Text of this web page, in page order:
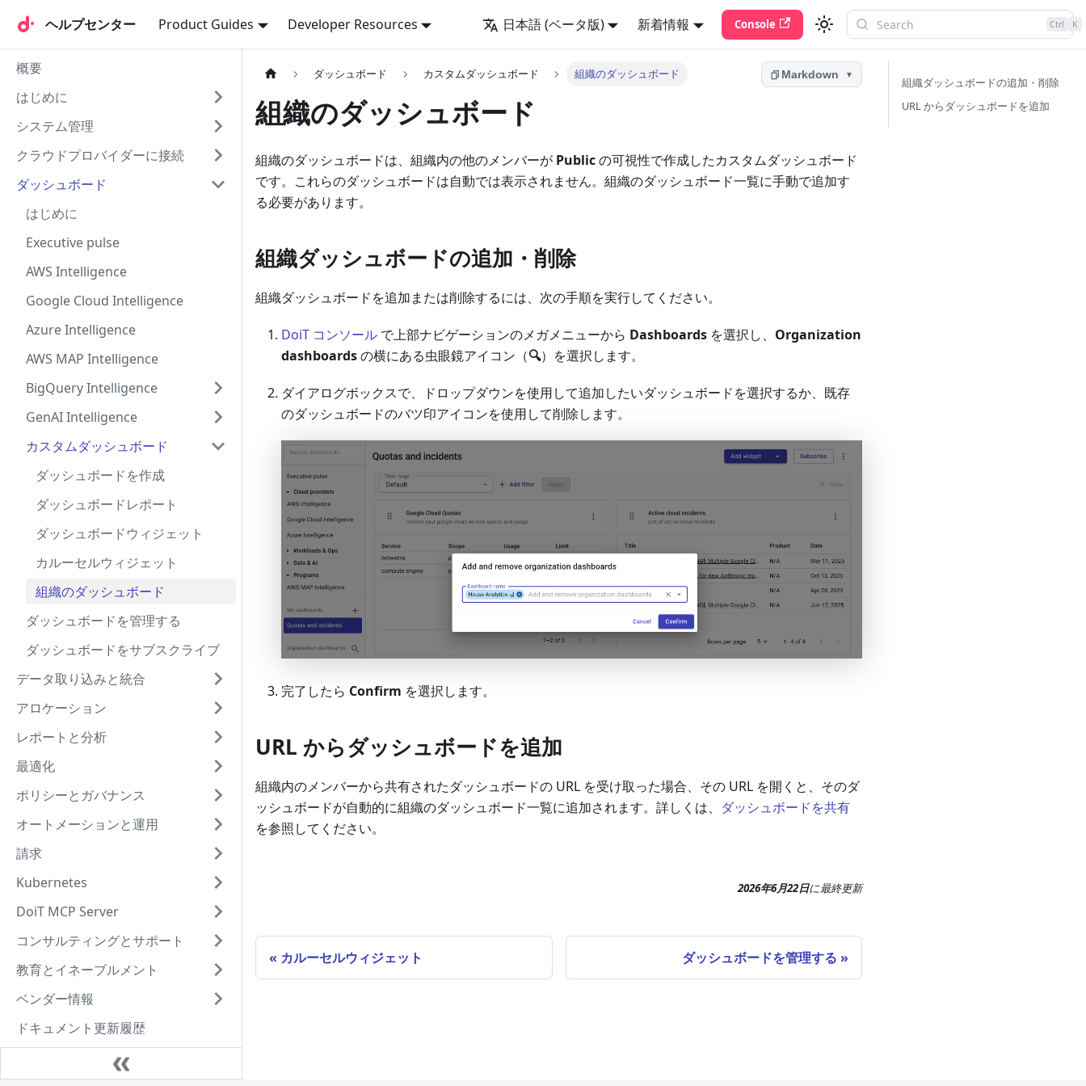
ヘルプセンター Product Guides Developer Resources 日本語 (ベータ版) 新着情報 Console Ctrl K
ヘルプセンター
概要
はじめに
システム管理
クラウドプロバイダーに接続
ダッシュボード
はじめに
Executive pulse
AWS Intelligence
Google Cloud Intelligence
Azure Intelligence
AWS MAP Intelligence
BigQuery Intelligence
GenAI Intelligence
カスタムダッシュボード
ダッシュボードを作成
ダッシュボードレポート
ダッシュボードウィジェット
カルーセルウィジェット
組織のダッシュボード
ダッシュボードを管理する
ダッシュボードをサブスクライブ
データ取り込みと統合
アロケーション
レポートと分析
最適化
ポリシーとガバナンス
オートメーションと運用
請求
Kubernetes
DoiT MCP Server
コンサルティングとサポート
教育とイネーブルメント
ベンダー情報
ドキュメント更新履歴
ダッシュボード カスタムダッシュボード 組織のダッシュボード Markdown ▼
組織のダッシュボード
組織のダッシュボードは、組織内の他のメンバーが Publicの可視性で作成したカスタムダッシュボード
です。これらのダッシュボードは自動では表示されません。組織のダッシュボード一覧に手動で追加す
る必要があります。
組織ダッシュボードの追加・削除
組織ダッシュボードを追加または削除するには、次の手順を実行してください。
DoiT コンソール で上部ナビゲーションのメガメニューから Dashboards を選択し、 Organization
dashboardsの横にある虫眼鏡アイコン（🔍）を選択します。
ダイアログボックスで、ドロップダウンを使用して追加したいダッシュボードを選択するか、既存
のダッシュボードのバツ印アイコンを使用して削除します。
完了したら Confirm を選択します。
URL からダッシュボードを追加
組織内のメンバーから共有されたダッシュボードの URL を受け取った場合、その URL を開くと、そのダ
ッシュボードが自動的に組織のダッシュボード一覧に追加されます。詳しくは、 ダッシュボードを共有
を参照してください。
2026年6月22日に最終更新
カルーセルウィジェット ダッシュボードを管理する
組織ダッシュボードの追加・削除
URL からダッシュボードを追加